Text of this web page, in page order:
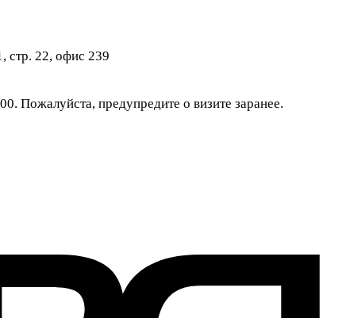
стр. 22, офис 239
Пожалуйста, предупредите о визите заранее.